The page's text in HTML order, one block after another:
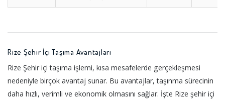
Rize Şehir İçi Taşıma Avantajları
Rize Şehir içi taşıma işlemi, kısa mesafelerde gerçekleşmesi
nedeniyle birçok avantaj sunar. Bu avantajlar, taşınma sürecinin
daha hızlı, verimli ve ekonomik olmasını sağlar. İşte Rize şehir içi